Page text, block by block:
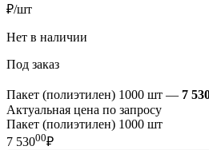
₽/шт
Нет в наличии
Под заказ
Пакет (полиэтилен) 1000 шт — 7
Актуальная цена по запросу
Пакет (полиэтилен) 1000 шт
7 53000₽